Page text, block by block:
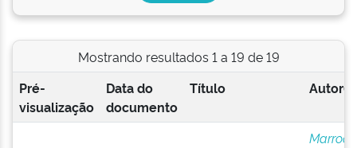
Mostrando resultados 1 a 19 de 19
Pré-
visualização
Data do
documento
Título